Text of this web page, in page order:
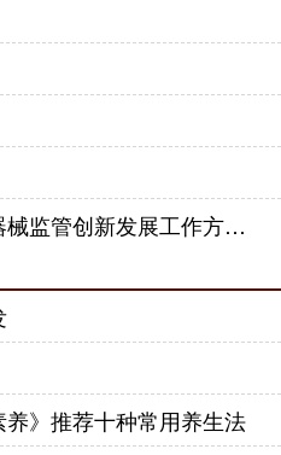
《粤港澳大湾区药品医疗器械监管创新发展工作方案》印发
养》推荐十种常用养生法